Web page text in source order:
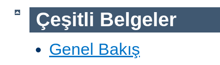
Çeşitli Belgeler
Genel Bakış